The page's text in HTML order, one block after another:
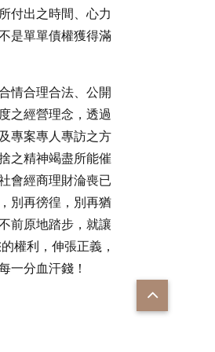
付出之時間、心力
是單單債權獲得滿
情合理合法、公開
之經營理念，透過
專案專人專訪之方
之精神竭盡所能催
會經商理財淪喪已
別再徬徨，別再猶
前原地踏步，就讓
權利，伸張正義，
一分血汗錢！